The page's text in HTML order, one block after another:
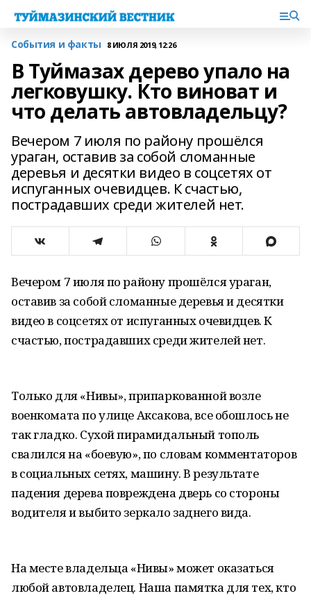
События и факты 8 ИЮЛЯ 2019, 12:26
В Туймазах дерево упало на
легковушку. Кто виноват и
что делать автовладельцу?
Вечером 7 июля по району прошёлся
ураган, оставив за собой сломанные
деревья и десятки видео в соцсетях от
испуганных очевидцев. К счастью,
пострадавших среди жителей нет.
Вечером 7 июля по району прошёлся ураган,
оставив за собой сломанные деревья и десятки
видео в соцсетях от испуганных очевидцев. К
счастью, пострадавших среди жителей нет.
Только для «Нивы», припаркованной возле
военкомата по улице Аксакова, все обошлось не
так гладко. Сухой пирамидальный тополь
свалился на «боевую», по словам комментаторов
в социальных сетях, машину. В результате
падения дерева повреждена дверь со стороны
водителя и выбито зеркало заднего вида.
На месте владельца «Нивы» может оказаться
любой автовладелец. Наша памятка для тех, кто